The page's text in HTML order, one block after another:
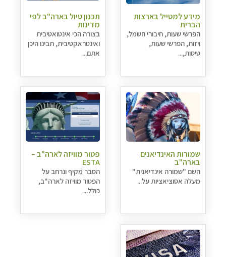
מידע למטייל בארצות
הברית
הפרשי שעות, חיבורי חשמל,
ויזות, הפרשי שעות,
טיסות,...
תכנון טיול בארה"ב לפי
מדינות
בצורה הכי אינטואטיבית
ואינטראקטיבית, תבינו היכן
אתם...
שמורות האינדיאנים
בארה"ב
השם "שמורה אינדיאנית"
מעלה אסוציאציות על...
פטור מוויזה לארה"ב –
ESTA
הסבר מקיף ונרחב על
הפטור מוויזה לארה"ב,
כולל...